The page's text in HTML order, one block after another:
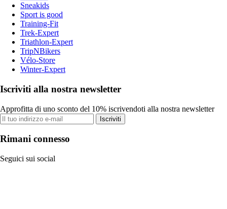
Sneakids
Sport is good
Training-Fit
Trek-Expert
Triathlon-Expert
TripNBikers
Vélo-Store
Winter-Expert
Iscriviti alla nostra newsletter
Approfitta di uno sconto del 10% iscrivendoti alla nostra newsletter
Iscriviti
Rimani connesso
Seguici sui social